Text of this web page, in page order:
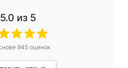
5.0 из 5
945оценок